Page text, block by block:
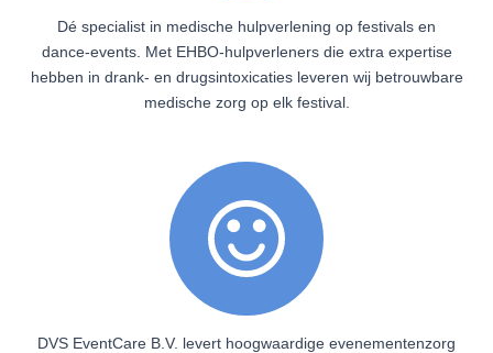
Dé specialist in medische hulpverlening op festivals en
dance‑events. Met EHBO‑hulpverleners die extra expertise
hebben in drank- en drugsintoxicaties leveren wij betrouwbare
medische zorg op elk festival.
DVS EventCare B.V. levert hoogwaardige evenementenzorg